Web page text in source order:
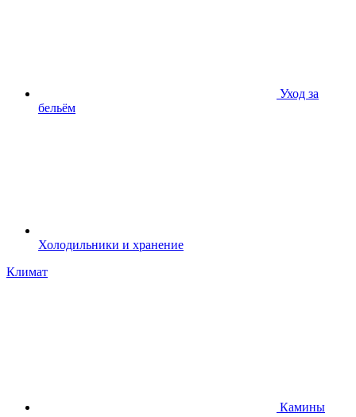
Уход за
бельём
Холодильники и хранение
Климат
Камины